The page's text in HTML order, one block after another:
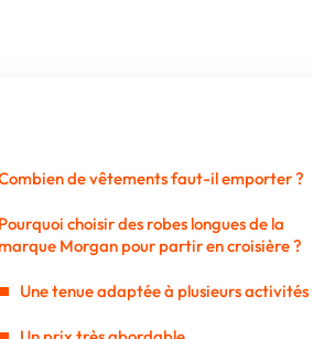
de vêtements faut-il emporter ?
Pourquoi choisir des robes longues de la
marque Morgan pour partir en croisière ?
Une tenue adaptée à plusieurs activités